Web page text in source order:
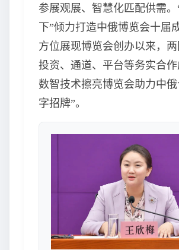
参展观展、智慧化匹配供需
下”倾力打造中俄博览会十届
方位展现博览会创办以来，两
投资、通道、平台等务实合作
数智技术擦亮博览会助力中
字招牌”。